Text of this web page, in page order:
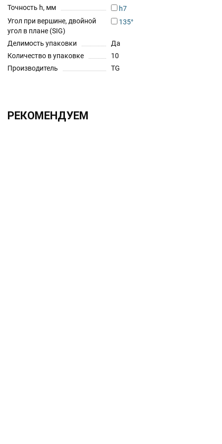
Точность h, мм
h7
Угол при вершине, двойной
угол в плане (SIG)
135°
Делимость упаковки
Да
Количество в упаковке
10
Производитель
TG
РЕКОМЕНДУЕМ